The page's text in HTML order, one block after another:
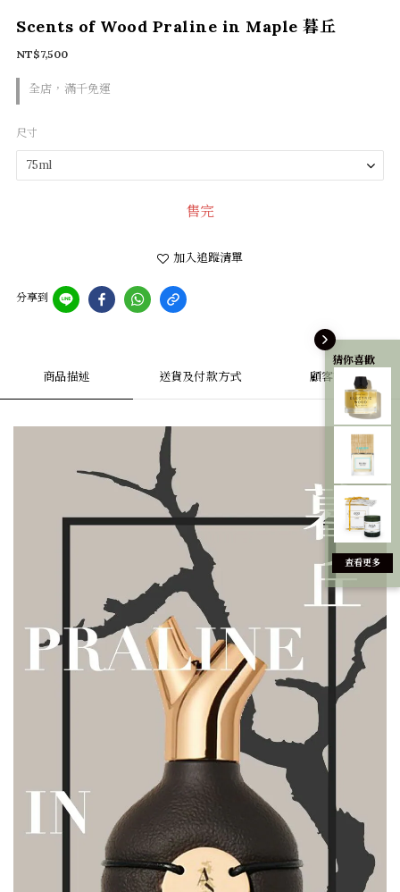
猜你喜歡
Scents of Wood Praline in Maple 暮丘
全店，滿千免運
NT$7,500
尺寸
售完
加入追蹤清單
分享到
商品描述 送貨及付款方式 顧客評價